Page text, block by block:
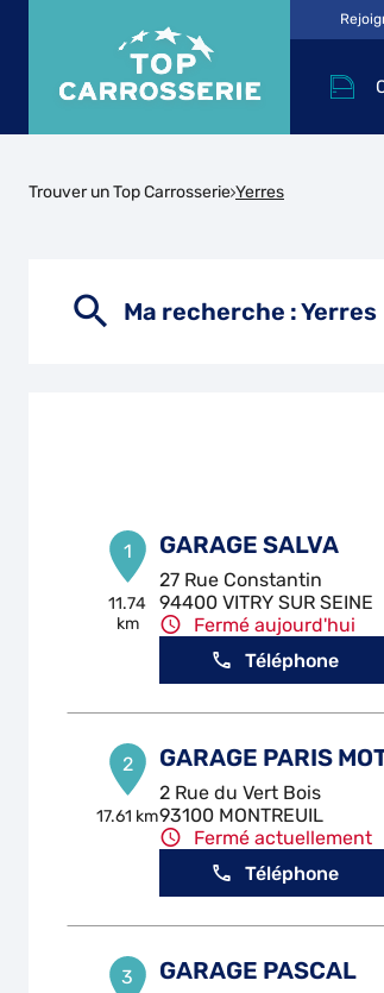
Trouver un Top Carrosserie Yerres
Ma recherche :Yerres
1
11.74
km
GARAGE SALVA
27 Rue Constantin
94400 VITRY SUR SEINE
Fermé aujourd'hui
Téléphone
2
17.61 km
GARAGE PARIS
2 Rue du Vert Bois
93100 MONTREUIL
Fermé actuellement
Téléphone
3 GARAGE PASCAL